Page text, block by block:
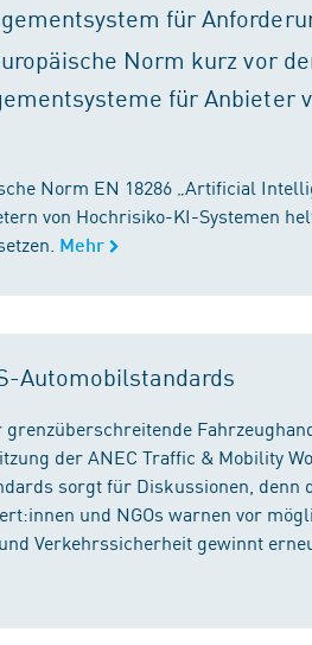
für
Norm kurz vor
für Anbieter
Norm EN 18286 „Artificial
von Hochrisiko-KI-Systemen
Mehr
Automobilstandards
der ANEC Traffic & Mobility
sorgt für Diskussionen,
und NGOs warnen vor
Verkehrssicherheit gewinnt